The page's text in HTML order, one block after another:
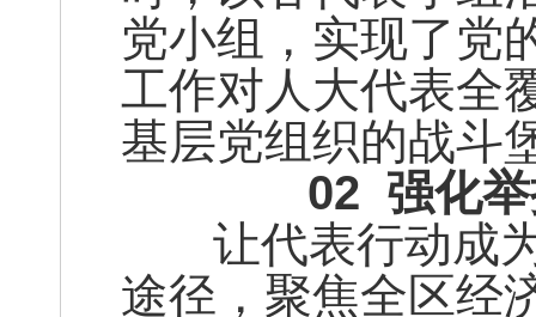
党小组，实现了党
工作对人大代表全
基层党组织的战斗
02 强化
让代表行动成为
途径，聚焦全区经